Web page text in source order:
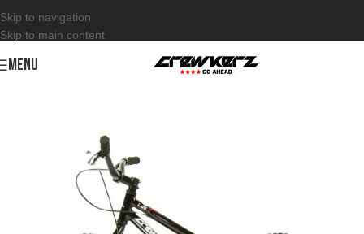
Skip to navigation
Skip to main content
MENU